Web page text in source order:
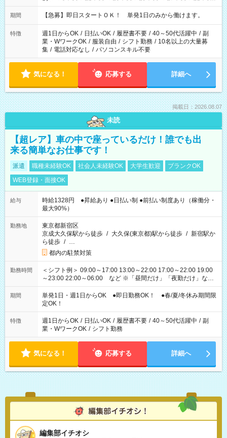
・13：00～22：00 ・22：00～翌6：00 など
期間 【急募】即日スタートＯＫ！ 単発1日のみから働けます。
特徴 週1日からOK / 日払いOK / 履歴書不要 / 40～50代活躍中 / 副
業・WワークOK / 服装自由 / シフト勤務 / 10名以上の大量募
集 / 電話対応なし / パソコンスキル不要
気になる！ 応募する 詳細へ
掲載日：2026.08.07
未読
【超レア】車の中で座っているだけ！誰でも出
来る簡単なお仕事です！
派遣 職種未経験OK 社会人未経験OK 大学生歓迎
ブランクOK
WEB登録・面接OK
給与
時給1328円 ●昇給あり ●日払い制 ●前払い制度あり（稼働分・
最大90%）
勤務地
東京都新宿区
京成大久保駅から徒歩 / 大久保(東京都)駅から徒歩 / 新宿駅か
ら徒歩 / …
都内の駐禁対策
勤務時間
＜シフト例＞ 09:00～17:00 13:00～22:00 17:00～22:00 19:00
～23:00 22:00～06:00 など ※「昼間だけ」「夜勤だけ」など
の希望OK
期間
単発1日・週1日からOK ●即日勤務OK！ ●春/夏/冬休み期間限
定OK！
特徴 週1日からOK / 日払いOK / 履歴書不要 / 40～50代活躍中 / 副
業・WワークOK / シフト勤務
気になる！ 応募する 詳細へ
編集部イチオシ